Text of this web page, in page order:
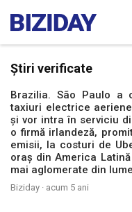
Știri verificate
Brazilia. São Paulo a
taxiuri electrice
și vor intra în serviciu
o firmă irlandeză,
emisii, la costuri de
oraș din America
mai aglomerate din
Biziday · acum 5 ani